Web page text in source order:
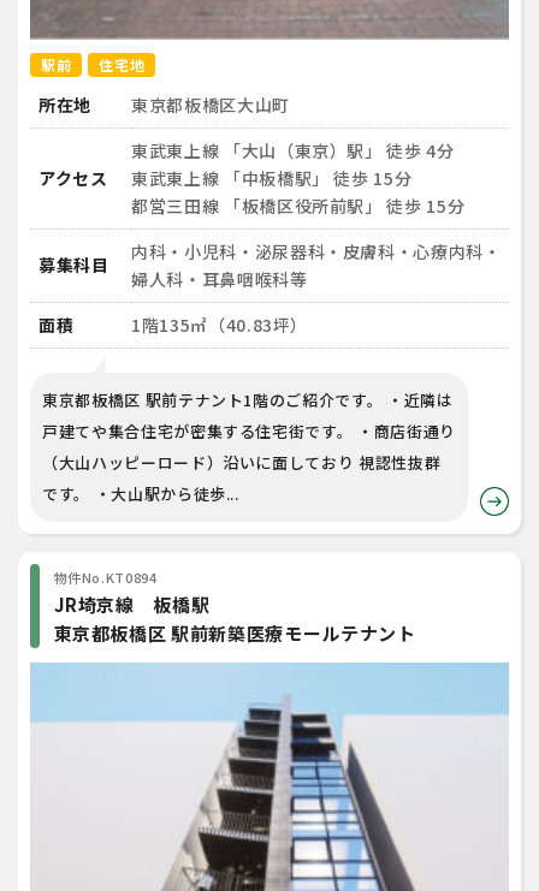
駅前 住宅地
所在地 東京都板橋区大山町
アクセス
東武東上線 「大山（東京）駅」 徒歩 4分
東武東上線 「中板橋駅」 徒歩 15分
都営三田線 「板橋区役所前駅」 徒歩 15分
募集科目
内科・小児科・泌尿器科・皮膚科・心療内科・
婦人科・耳鼻咽喉科等
面積
1階135㎡（40.83坪）
東京都板橋区 駅前テナント1階のご紹介です。 ・近隣は
戸建てや集合住宅が密集する住宅街です。 ・商店街通り
（大山ハッピーロード）沿いに面しており 視認性抜群
です。 ・大山駅から徒歩...
物件No.KT0894
JR埼京線 板橋駅
東京都板橋区 駅前新築医療モールテナント